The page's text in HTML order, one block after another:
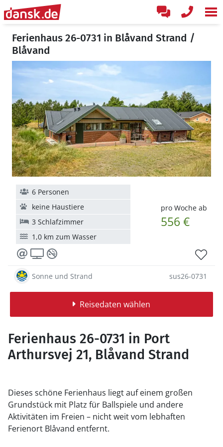
Ferienhaus 26-0731 in Blåvand Strand /
Blåvand
pro Woche ab
556 €
6 Personen
keine Haustiere
3 Schlafzimmer
1,0 km zum Wasser
Sonne und Strand sus26-0731
Reisedaten wählen
Ferienhaus 26-0731 in Port
Arthursvej 21, Blåvand Strand
Dieses schöne Ferienhaus liegt auf einem großen
Grundstück mit Platz für Ballspiele und andere
Aktivitäten im Freien – nicht weit vom lebhaften
Ferienort Blåvand entfernt.